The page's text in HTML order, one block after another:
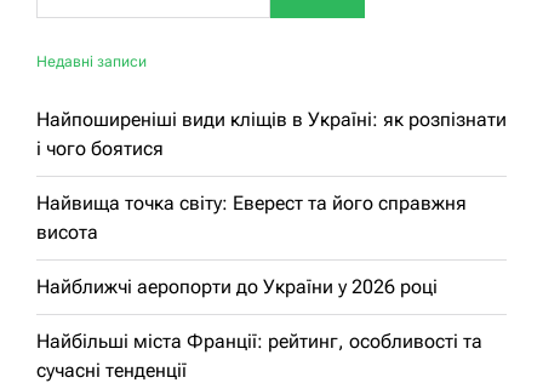
Недавні записи
Найпоширеніші види кліщів в Україні: як розпізнати
і чого боятися
Найвища точка світу: Еверест та його справжня
висота
Найближчі аеропорти до України у 2026 році
Найбільші міста Франції: рейтинг, особливості та
сучасні тенденції